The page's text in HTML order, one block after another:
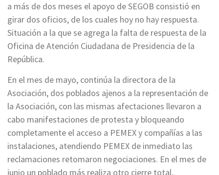
a más de dos meses el apoyo de SEGOB consistió en
girar dos oficios, de los cuales hoy no hay respuesta.
Situación a la que se agrega la falta de respuesta de la
Oficina de Atención Ciudadana de Presidencia de la
República.
En el mes de mayo, continúa la directora de la
Asociación, dos poblados ajenos a la representación de
la Asociación, con las mismas afectaciones llevaron a
cabo manifestaciones de protesta y bloqueando
completamente el acceso a PEMEX y compañías a las
instalaciones, atendiendo PEMEX de inmediato las
reclamaciones retomaron negociaciones. En el mes de
junio un poblado más realiza otro cierre total,